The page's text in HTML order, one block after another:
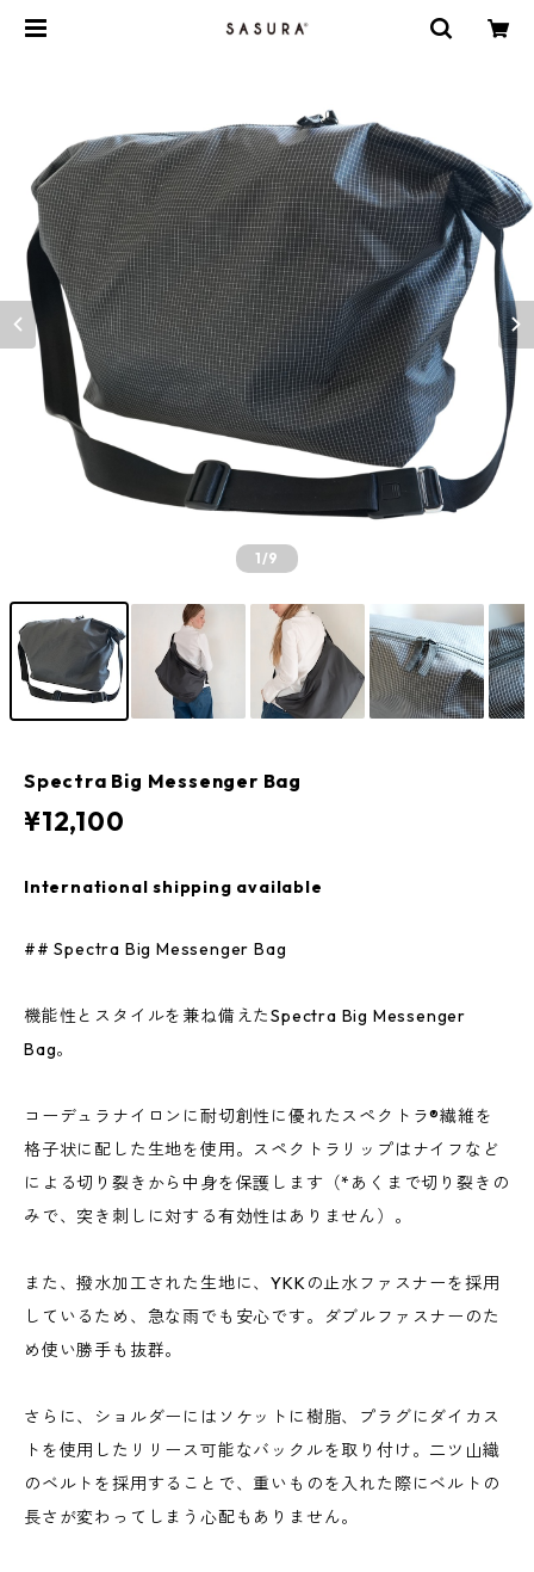
1/9
Spectra Big Messenger Bag
¥12,100
International shipping available
## Spectra Big Messenger Bag
機能性とスタイルを兼ね備えたSpectra Big Messenger
Bag。
コーデュラナイロンに耐切創性に優れたスペクトラ®繊維を
格子状に配した生地を使用。スペクトラリップはナイフなど
による切り裂きから中身を保護します（*あくまで切り裂きの
みで、突き刺しに対する有効性はありません）。
また、撥水加工された生地に、YKKの止水ファスナーを採用
しているため、急な雨でも安心です。ダブルファスナーのた
め使い勝手も抜群。
さらに、ショルダーにはソケットに樹脂、プラグにダイカス
トを使用したリリース可能なバックルを取り付け。二ツ山織
のベルトを採用することで、重いものを入れた際にベルトの
長さが変わってしまう心配もありません。